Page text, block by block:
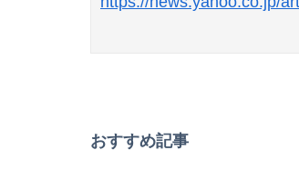
おすすめ記事